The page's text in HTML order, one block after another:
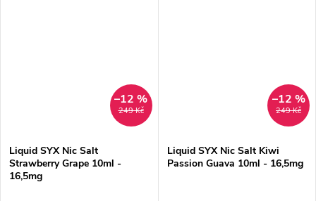
249 Kč
–12 %
Liquid SYX Nic Salt
Strawberry Grape 10ml -
16,5mg
249 Kč
–12 %
Liquid SYX Nic Salt Kiwi
Passion Guava 10ml - 16,5mg